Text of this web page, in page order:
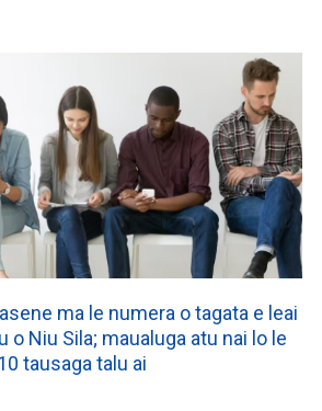
ma le numera o tagata e leai
o Niu Sila; maualuga atu nai lo le
tausaga talu ai